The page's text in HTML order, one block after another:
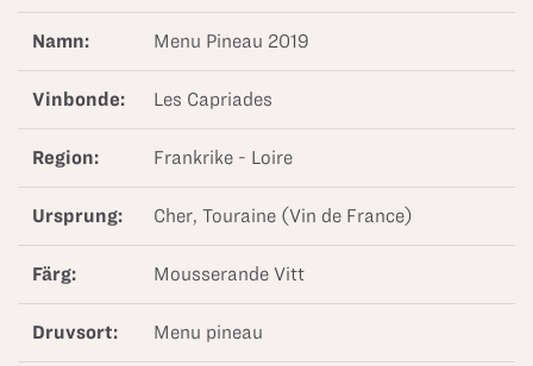
Namn: Menu Pineau 2019
Vinbonde: Les Capriades
Region: Frankrike - Loire
Ursprung: Cher, Touraine (Vin de France)
Färg: Mousserande Vitt
Druvsort: Menu pineau